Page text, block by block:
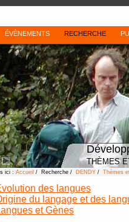
ÉVÈNEMENTS RECHERCHE
THÈMES
ici : Accueil / Recherche / DENDY / Thèmes
des langues
du langage et des
et Gènes